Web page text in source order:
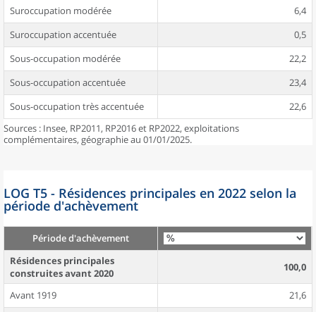
Suroccupation modérée
6,4
Suroccupation accentuée
0,5
Sous-occupation modérée
22,2
Sous-occupation accentuée
23,4
Sous-occupation très accentuée
22,6
Sources : Insee, RP2011, RP2016 et RP2022, exploitations
complémentaires, géographie au 01/01/2025.
LOG T5 - Résidences principales en 2022 selon la
période d'achèvement
Période d'achèvement
Résidences principales
construites avant 2020
100,0
Avant 1919
21,6